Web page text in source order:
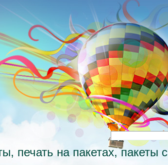
печать на пакетах, пакеты с